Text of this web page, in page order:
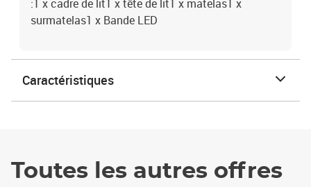
:1 x cadre de lit1 x tête de lit1 x matelas1 x
surmatelas1 x Bande LED
Caractéristiques
Toutes les autres offres